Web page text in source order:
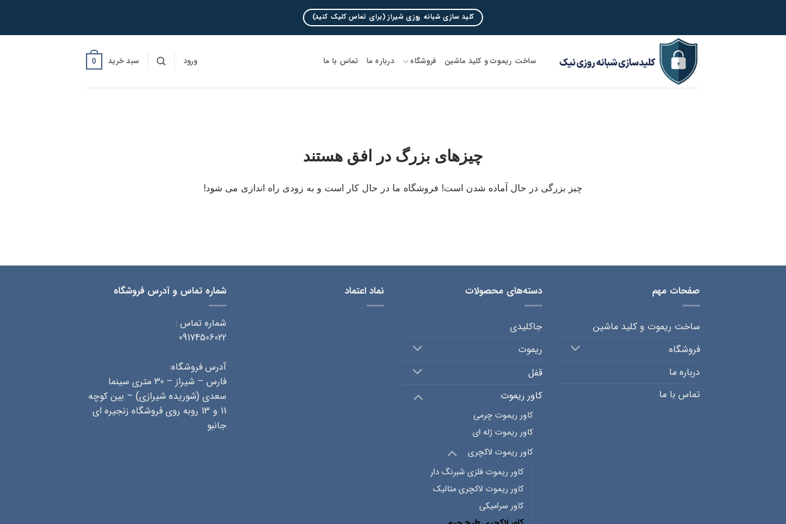
content
کلید سازی شبانه روزی شیراز (برای تماس کلیک کنید)
ساخت ریموت و کلید ماشین فروشگاه درباره ما تماس با ما ورود سبد خرید 0
چیزهای بزرگ در افق هستند
چیز بزرگی در حال آماده شدن است! فروشگاه ما در حال کار است و به زودی راه اندازی می شود!
صفحات مهم
ساخت ریموت و کلید ماشین
فروشگاه
درباره ما
تماس با ما
دسته‌های محصولات
جاکلیدی
ریموت
قفل
کاور ریموت
کاور ریموت چرمی
کاور ریموت ژله ای
کاور ریموت لاکچری
کاور ریموت فلزی شبرنگ دار
کاور ریموت لاکچری متالیک
کاور سرامیکی
نماد اعتماد شماره تماس و آدرس فروشگاه
شماره تماس :
09174506022
آدرس فروشگاه:
فارس – شیراز – 30 متری سینما
سعدی (شوریده شیرازی) – بین کوچه
11 و 13 روبه روی فروشگاه زنجیره ای
جانبو